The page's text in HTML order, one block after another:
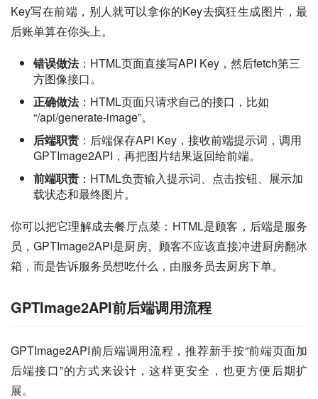
Key写在前端，别人就可以拿你的Key去疯狂生成图片，最
后账单算在你头上。
错误做法：HTML页面直接写API Key，然后fetch第三
方图像接口。
正确做法：HTML页面只请求自己的接口，比如
“/api/generate-image”。
后端职责 ：后端保存API Key，接收前端提示词，调用
GPTImage2API，再把图片结果返回给前端。
前端职责 ：HTML负责输入提示词、点击按钮、展示加
载状态和最终图片。
你可以把它理解成去餐厅点菜：HTML是顾客，后端是服务
员，GPTImage2API是厨房。顾客不应该直接冲进厨房翻冰
箱，而是告诉服务员想吃什么，由服务员去厨房下单。
GPTImage2API前后端调用流程
GPTImage2API前后端调用流程，推荐新手按“前端页面加
后端接口”的方式来设计，这样更安全，也更方便后期扩
展。